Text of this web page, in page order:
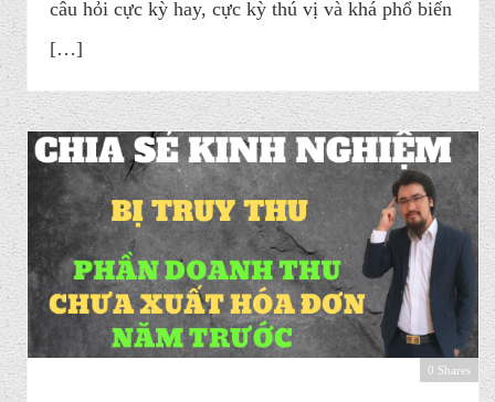
câu hỏi cực kỳ hay, cực kỳ thú vị và khá phổ biến
[…]
0 Shares